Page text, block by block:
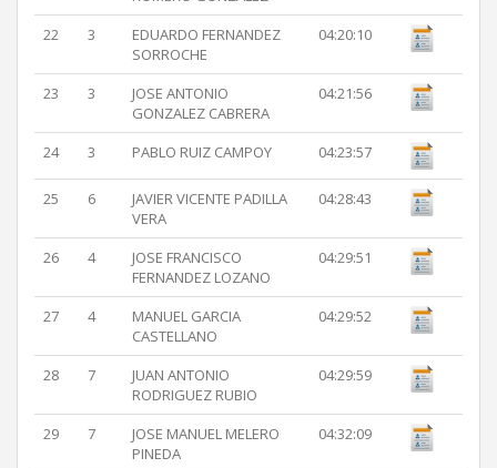
22 3
EDUARDO FERNANDEZ
SORROCHE
04:20:10
23 3
JOSE ANTONIO
GONZALEZ CABRERA
04:21:56
24 3 PABLO RUIZ CAMPOY 04:23:57
25 6
JAVIER VICENTE PADILLA
VERA
04:28:43
26 4
JOSE FRANCISCO
FERNANDEZ LOZANO
04:29:51
27 4
MANUEL GARCIA
CASTELLANO
04:29:52
28 7
JUAN ANTONIO
RODRIGUEZ RUBIO
04:29:59
29 7
JOSE MANUEL MELERO
PINEDA
04:32:09